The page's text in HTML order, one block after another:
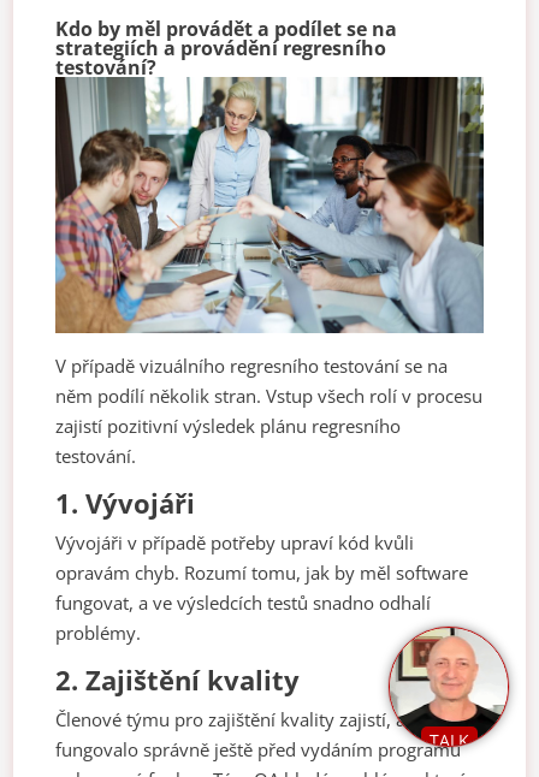
Kdo by měl provádět a podílet se na
strategiích a provádění regresního
testování?
V případě vizuálního regresního testování se na
něm podílí několik stran. Vstup všech rolí v procesu
zajistí pozitivní výsledek plánu regresního
testování.
1.Vývojáři
Vývojáři v případě potřeby upraví kód kvůli
opravám chyb. Rozumí tomu, jak by měl software
fungovat, a ve výsledcích testů snadno odhalí
problémy.
2.Zajištění kvality
Členové týmu pro zajištění kvality zajistí, aby vše
fungovalo správně ještě před vydáním programu
TALK